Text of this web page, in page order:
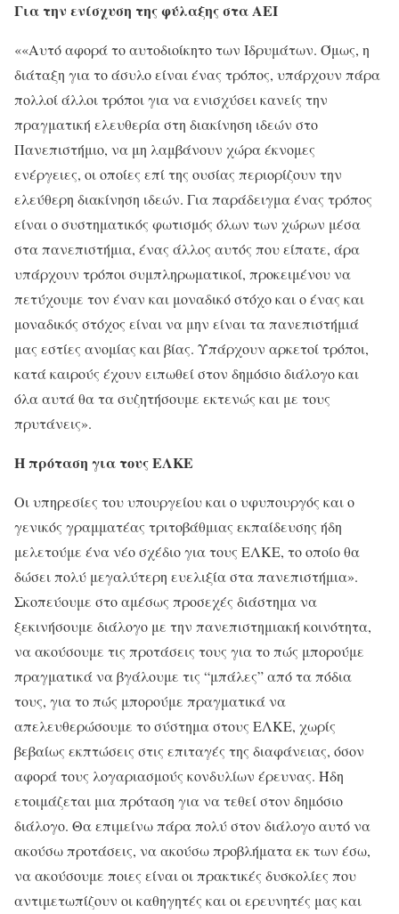
Για την ενίσχυση της φύλαξης στα ΑΕΙ
««Αυτό αφορά το αυτοδιοίκητο των Ιδρυμάτων. Όμως, η
διάταξη για το άσυλο είναι ένας τρόπος, υπάρχουν πάρα
πολλοί άλλοι τρόποι για να ενισχύσει κανείς την
πραγματική ελευθερία στη διακίνηση ιδεών στο
Πανεπιστήμιο, να μη λαμβάνουν χώρα έκνομες
ενέργειες, οι οποίες επί της ουσίας περιορίζουν την
ελεύθερη διακίνηση ιδεών. Για παράδειγμα ένας τρόπος
είναι ο συστηματικός φωτισμός όλων των χώρων μέσα
στα πανεπιστήμια, ένας άλλος αυτός που είπατε, άρα
υπάρχουν τρόποι συμπληρωματικοί, προκειμένου να
πετύχουμε τον έναν και μοναδικό στόχο και ο ένας και
μοναδικός στόχος είναι να μην είναι τα πανεπιστήμιά
μας εστίες ανομίας και βίας. Υπάρχουν αρκετοί τρόποι,
κατά καιρούς έχουν ειπωθεί στον δημόσιο διάλογο και
όλα αυτά θα τα συζητήσουμε εκτενώς και με τους
πρυτάνεις».
Η πρόταση για τους ΕΛΚΕ
Οι υπηρεσίες του υπουργείου και ο υφυπουργός και ο
γενικός γραμματέας τριτοβάθμιας εκπαίδευσης ήδη
μελετούμε ένα νέο σχέδιο για τους ΕΛΚΕ, το οποίο θα
δώσει πολύ μεγαλύτερη ευελιξία στα πανεπιστήμια».
Σκοπεύουμε στο αμέσως προσεχές διάστημα να
ξεκινήσουμε διάλογο με την πανεπιστημιακή κοινότητα,
να ακούσουμε τις προτάσεις τους για το πώς μπορούμε
πραγματικά να βγάλουμε τις “μπάλες” από τα πόδια
τους, για το πώς μπορούμε πραγματικά να
απελευθερώσουμε το σύστημα στους ΕΛΚΕ, χωρίς
βεβαίως εκπτώσεις στις επιταγές της διαφάνειας, όσον
αφορά τους λογαριασμούς κονδυλίων έρευνας. Ήδη
ετοιμάζεται μια πρόταση για να τεθεί στον δημόσιο
διάλογο. Θα επιμείνω πάρα πολύ στον διάλογο αυτό να
ακούσω προτάσεις, να ακούσω προβλήματα εκ των έσω,
να ακούσουμε ποιες είναι οι πρακτικές δυσκολίες που
αντιμετωπίζουν οι καθηγητές και οι ερευνητές μας και